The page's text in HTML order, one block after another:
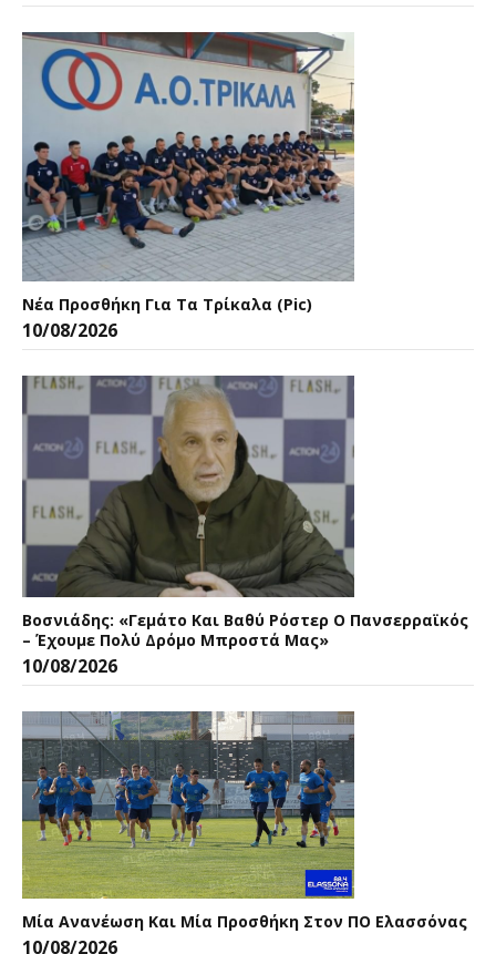
Νέα Προσθήκη Για Τα Τρίκαλα (pic)
10/08/2026
Βοσνιάδης: «Γεμάτο Και Βαθύ Ρόστερ Ο Πανσερραϊκός
– Έχουμε Πολύ Δρόμο Μπροστά Μας»
10/08/2026
Μία Ανανέωση Και Μία Προσθήκη Στον ΠΟ Ελασσόνας
10/08/2026